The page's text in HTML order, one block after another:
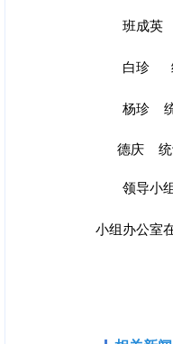
班成英
白珍
杨珍 统
德庆 统计
领导小
小组办公室